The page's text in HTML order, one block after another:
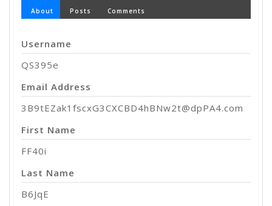
About Posts Comments
Username
QS395e
Email Address
3B9tEZak1fscxG3CXCBD4hBNw2t@dpPA4.com
First Name
FF40i
Last Name
B6JqE